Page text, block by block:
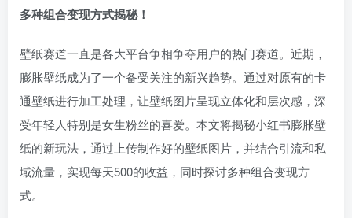
多种组合变现方式揭秘！
壁纸赛道一直是各大平台争相争夺用户的热门赛道。近期，
膨胀壁纸成为了一个备受关注的新兴趋势。通过对原有的卡
通壁纸进行加工处理，让壁纸图片呈现立体化和层次感，深
受年轻人特别是女生粉丝的喜爱。本文将揭秘小红书膨胀壁
纸的新玩法，通过上传制作好的壁纸图片，并结合引流和私
域流量，实现每天500的收益，同时探讨多种组合变现方
式。